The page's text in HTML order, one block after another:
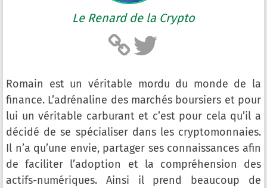
Le Renard de la Crypto
Romain est un véritable mordu du monde de la
finance. L’adrénaline des marchés boursiers et pour
lui un véritable carburant et c’est pour cela qu’il a
décidé de se spécialiser dans les cryptomonnaies.
Il n’a qu’une envie, partager ses connaissances afin
de faciliter l’adoption et la compréhension des
actifs-numériques. Ainsi il prend beaucoup de